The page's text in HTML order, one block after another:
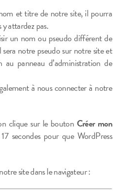
et titre de notre site, il pourra
attardez pas.
un nom ou pseudo différent de
notre pseudo sur notre site et
panneau d’administration de
à nous connecter à notre
clique sur le bouton Créer mon
secondes pour que WordPress
site dans le navigateur :